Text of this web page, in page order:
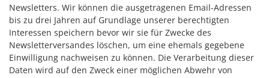
Newsletters. Wir können die ausgetragenen Email-Adressen
bis zu drei Jahren auf Grundlage unserer berechtigten
Interessen speichern bevor wir sie für Zwecke des
Newsletterversandes löschen, um eine ehemals gegebene
Einwilligung nachweisen zu können. Die Verarbeitung dieser
Daten wird auf den Zweck einer möglichen Abwehr von